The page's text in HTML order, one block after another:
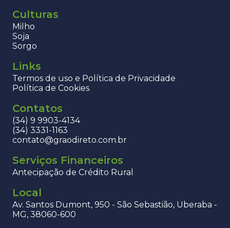
Culturas
Milho
Soja
Sorgo
Links
Termos de uso e Política de Privacidade
Política de Cookies
Contatos
(34) 9 9903-4134
(34) 3331-1163
contato@graodireto.com.br
Serviços Financeiros
Antecipação de Crédito Rural
Local
Av. Santos Dumont, 950 - São Sebastião, Uberaba -
MG, 38060-600